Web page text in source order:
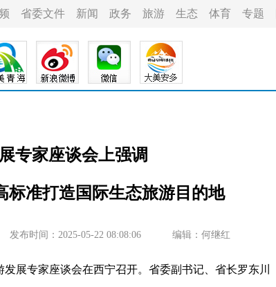
省委文件 新闻 政务 旅游 生态 体育 专题
专家座谈会上强调
标准打造国际生态旅游目的地
发布时间：2025-05-22 08:08:06 编辑：何继红
专家座谈会在西宁召开。省委副书记、省长罗东川